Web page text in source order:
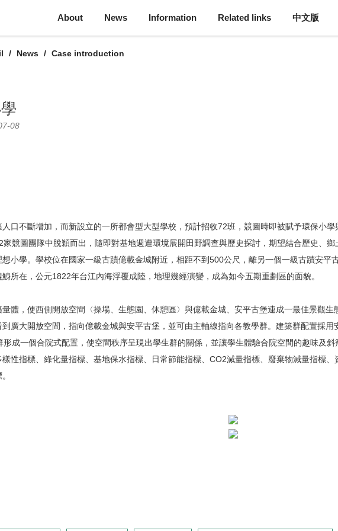
About News Information Related links 中文版
News Case introduction
08
口不斷增加，而新設立的一所都會型大型學校，預計招收72班，競圖時即被賦予環保小學
競圖團隊中脫穎而出，隨即對基地週遭環境展開田野調查與歷史探討，期望結合歷史、鄉
小學。學校位在國家一級古蹟億載金城附近，相距不到500公尺，離另一個一級古蹟安平
所在，公元1822年台江內海浮覆成陸，地理幾經演變，成為如今五期重劃區的面貌。
體，使西側開放空間〈操場、生態園、休憩區〉與億載金城、安平古堡連成一最佳景觀生
廣大開放空間，指向億載金城與安平古堡，並可由主軸線指向各教學群。建築群配置採用
成一個合院式配置，使空間秩序呈現出學生群的關係，並讓學生體驗合院空間的趣味及斜
性指標、綠化量指標、基地保水指標、日常節能指標、CO2減量指標、廢棄物減量指標、